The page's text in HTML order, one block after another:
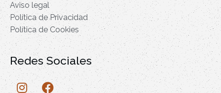
Aviso legal
Política de Privacidad
Política de Cookies
Redes Sociales